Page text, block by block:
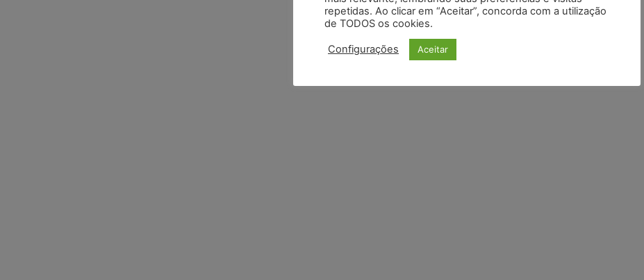
repetidas. Ao clicar em “Aceitar”, concorda com a utilização
de TODOS os cookies.
Configurações Aceitar